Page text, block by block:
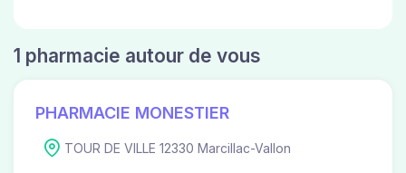
1 pharmacie autour de vous
PHARMACIE MONESTIER
TOUR DE VILLE 12330 Marcillac-Vallon